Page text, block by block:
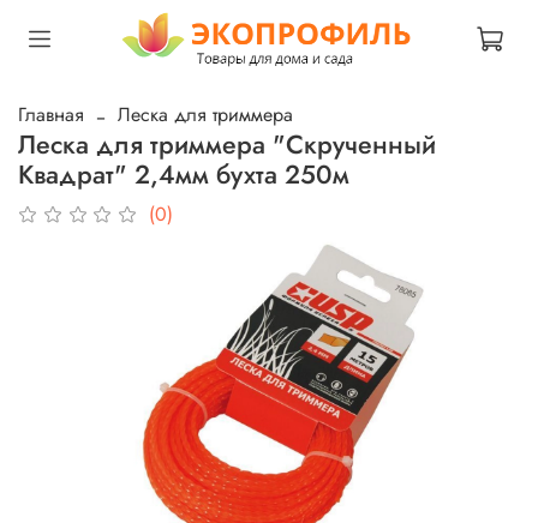
Главная Леска для триммера
Леска для триммера "Скрученный
Квадрат" 2,4мм бухта 250м
(0)